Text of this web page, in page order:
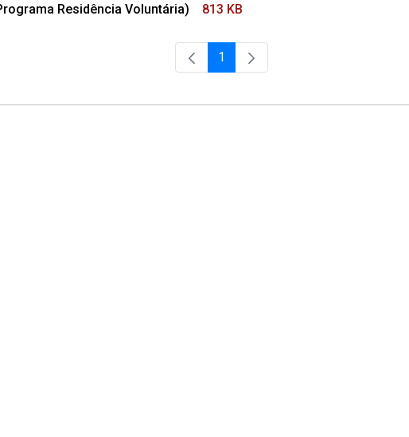
Residência Voluntária)
813 KB
Página
1